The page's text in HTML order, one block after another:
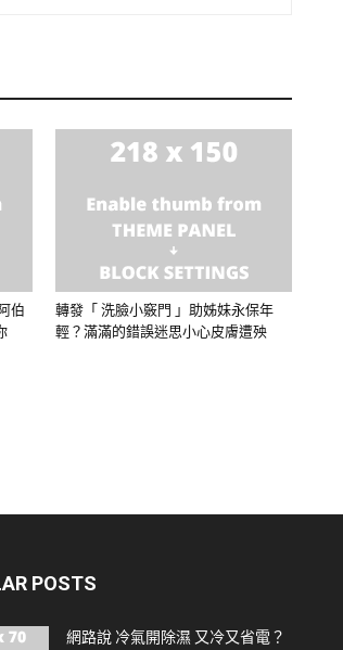
伯
轉發「 洗臉小竅門 」助姊妹永保年
輕？滿滿的錯誤迷思小心皮膚遭殃
POSTS
網路說 冷氣開除濕 又冷又省電？